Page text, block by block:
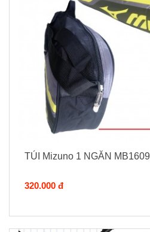
TÚI Mizuno 1 NGĂN MB1609
320.000 đ